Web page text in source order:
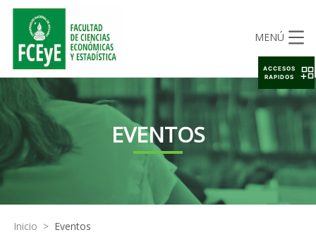
MENÚ
EVENTOS
Inicio > Eventos
ACCESOS
RAPIDOS